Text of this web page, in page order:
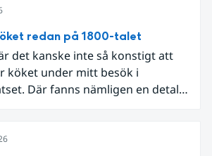
redan på 1800-talet
det kanske inte så konstigt att
köket under mitt besök i
Där fanns nämligen en detalj